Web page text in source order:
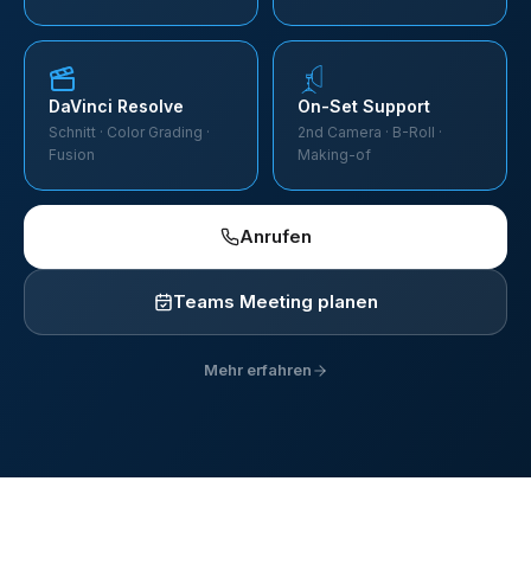
DaVinci Resolve
Schnitt · Color Grading ·
Fusion
On-Set Support
2nd Camera · B-Roll ·
Making-of
Anrufen
Teams Meeting planen
Mehr erfahren